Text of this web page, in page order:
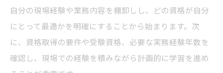
自分の現場経験や業務内容を棚卸しし、どの資格が自分
にとって最適かを明確にすることから始まります。次
に、資格取得の要件や受験資格、必要な実務経験年数を
確認し、現場での経験を積みながら計画的に学習を進め